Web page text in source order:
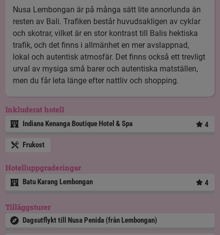
Nusa Lembongan är på många sätt lite annorlunda än
resten av Bali. Trafiken består huvudsakligen av cyklar
och skotrar, vilket är en stor kontrast till Balis hektiska
trafik, och det finns i allmänhet en mer avslappnad,
lokal och autentisk atmosfär. Det finns också ett trevligt
urval av mysiga små barer och autentiska matställen,
men du får leta länge efter nattliv och shopping.
Inkluderat hotell
Indiana Kenanga Boutique Hotel & Spa 4
Frukost
Hotelluppgraderingar
Batu Karang Lembongan 4
Tilläggsturer
Dagsutflykt till Nusa Penida (från Lembongan)